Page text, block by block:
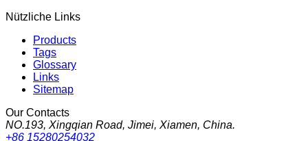
Nützliche Links
Products
Tags
Glossary
Links
Sitemap
Our Contacts
NO.193, Xingqian Road, Jimei, Xiamen, China.
+86 15280254032